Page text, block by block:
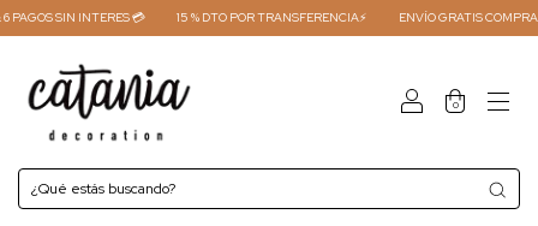
INTERES 💳 15 % DTO POR TRANSFERENCIA⚡ ENVÍO GRATIS COMPRAS
0